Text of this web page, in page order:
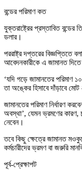
বন্ডের পরিমাণ কত
যুক্তরাষ্ট্রের প্রস্তাবিত
ডলার।
পররাষ্ট্র দপ্তরের বিজ্ঞপ্তিতে
আবেদনকারীকে এ জামানত
‘যদি গড়ে জামানতের পরিমাণ
তা অঙ্কের হিসাবে দাঁড়াবে
জামানতের পরিমাণ নির্ধারণ
অবস্থা’, যেমন ভ্রমণের কারণ,
নেবেন।
তবে কিছু ক্ষেত্রে জামানত
কর্মচারীদের ভ্রমণ বা জরুরি
পূর্ব-প্রেক্ষাপট